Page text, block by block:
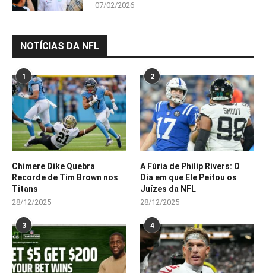
07/02/2026
NOTÍCIAS DA NFL
1
Chimere Dike Quebra
Recorde de Tim Brown nos
Titans
28/12/2025
2
A Fúria de Philip Rivers: O
Dia em que Ele Peitou os
Juízes da NFL
28/12/2025
3 4